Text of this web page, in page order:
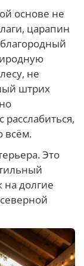
основе не
царапин
не
штрих
всём.
Это
долгие